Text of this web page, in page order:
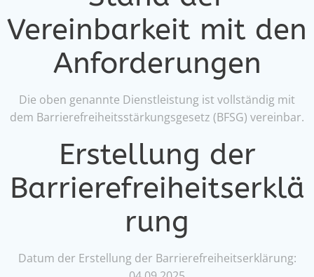
Vereinbarkeit mit den
Anforderungen
Die oben genannte Dienstleistung ist vollständig mit
dem Barrierefreiheitsstärkungsgesetz (BFSG) vereinbar.
Erstellung der
Barrierefreiheitserklä
rung
Datum der Erstellung der Barrierefreiheitserklärung: